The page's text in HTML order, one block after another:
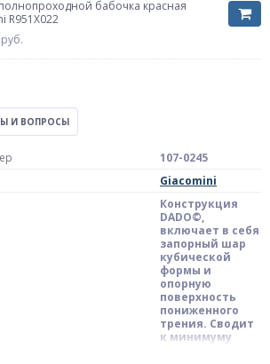
бабочка красная
R951X022
руб.
И ВОПРОСЫ
107-0245
Giacomini
Конструкция
DADO©,
включает в себя
запорный шар
кубической
формы и
опорную
поверхность
пониженного
трения. Сводит
к минимуму